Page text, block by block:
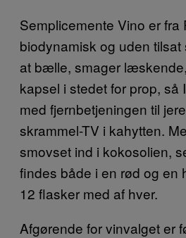
Semplicemente Vino er fra
biodynamisk og uden
at bælle, smager
kapsel i stedet for prop, så
med fjernbetjeningen til
skrammel-TV i kahytten.
smovset ind i kokosolien,
findes både i en rød og en
12 flasker med af hver.
Afgørende for vinvalget er